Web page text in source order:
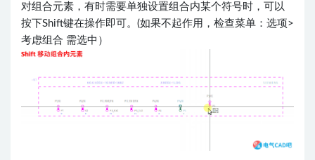
对组合元素，有时需要单独设置组合内某个符号时，可以
按下Shift键在操作即可。(如果不起作用，检查菜单：选项>
考虑组合 需选中）